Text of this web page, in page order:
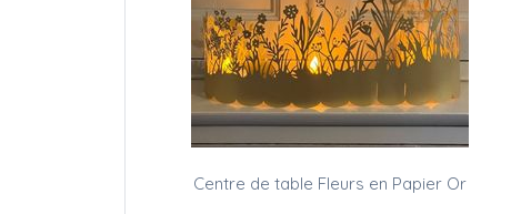
Centre de table Fleurs en Papier Or